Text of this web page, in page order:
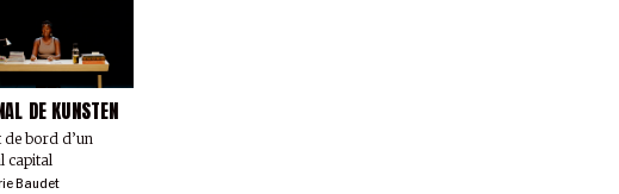
DE KUNSTEN
de bord d’un
capital
Baudet